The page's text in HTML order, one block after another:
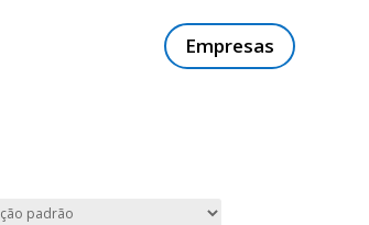
Empresas